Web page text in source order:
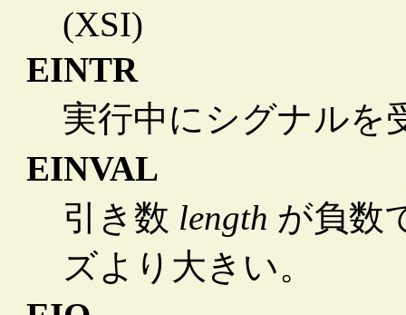
(XSI)
EINTR
実行中にシグナルを
EINVAL
引き数 length が負数
ズより大きい。